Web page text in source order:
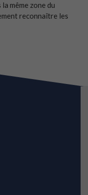
même zone du
reconnaître les